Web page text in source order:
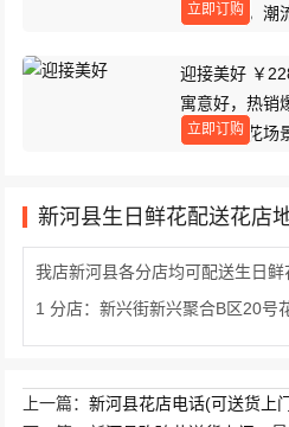
配洋桔梗，潮
立即订购
迎接美好 ￥
寓意好，热销
等多种送花场
立即订购
新河县生日鲜花配送花店
我店新河县各分店均可配送生日
1 分店：新兴街新兴聚合B区20号
上一篇：新河县花店电话(可送货上